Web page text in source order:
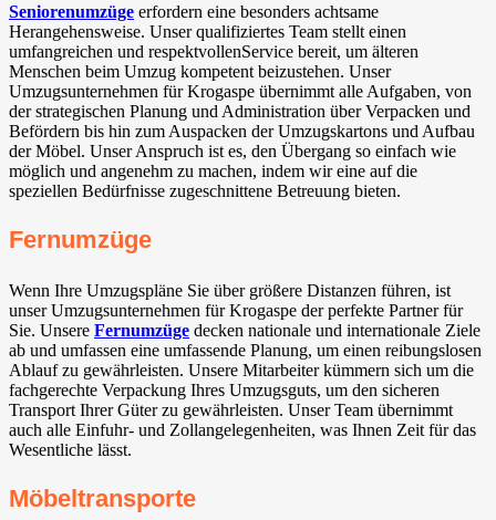
Seniorenumzüge erfordern eine besonders achtsame
Herangehensweise. Unser qualifiziertes Team stellt einen
umfangreichen und respektvollenService bereit, um älteren
Menschen beim Umzug kompetent beizustehen. Unser
Umzugsunternehmen für Krogaspe übernimmt alle Aufgaben, von
der strategischen Planung und Administration über Verpacken und
Befördern bis hin zum Auspacken der Umzugskartons und Aufbau
der Möbel. Unser Anspruch ist es, den Übergang so einfach wie
möglich und angenehm zu machen, indem wir eine auf die
speziellen Bedürfnisse zugeschnittene Betreuung bieten.
Fernumzüge
Wenn Ihre Umzugspläne Sie über größere Distanzen führen, ist
unser Umzugsunternehmen für Krogaspe der perfekte Partner für
Sie. Unsere Fernumzüge decken nationale und internationale Ziele
ab und umfassen eine umfassende Planung, um einen reibungslosen
Ablauf zu gewährleisten. Unsere Mitarbeiter kümmern sich um die
fachgerechte Verpackung Ihres Umzugsguts, um den sicheren
Transport Ihrer Güter zu gewährleisten. Unser Team übernimmt
auch alle Einfuhr- und Zollangelegenheiten, was Ihnen Zeit für das
Wesentliche lässt.
Möbeltransporte